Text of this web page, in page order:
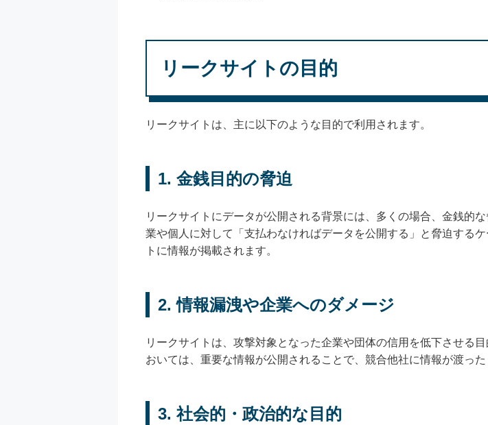
リークサイトの目的
リークサイトは、主に以下のような目的で利用されます。
1. 金銭目的の脅迫
リークサイトにデータが公開される背景には、多くの場合、金銭的
業や個人に対して「支払わなければデータを公開する」と脅迫する
トに情報が掲載されます。
2. 情報漏洩や企業へのダメージ
リークサイトは、攻撃対象となった企業や団体の信用を低下させる
おいては、重要な情報が公開されることで、競合他社に情報が渡っ
3. 社会的・政治的な目的